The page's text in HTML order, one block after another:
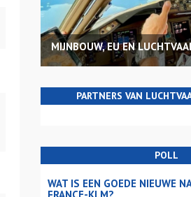
MIJNBOUW, EU EN
PARTNERS VAN
POLL
WAT IS EEN GOEDE NIEUWE